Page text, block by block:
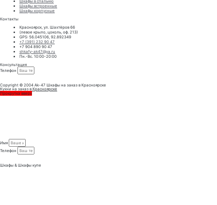
Шкафы встроенные
Шкафы корпусные
Контакты
Красноярск, ул. Шахтёров 66
(левое крыло, цоколь, оф. 213)
GPS: 56.045106, 92.892349
+7 (391) 232 90 47
+7 904 890 90 47
shkafy-ak47@ya.ru
Пн.-Вс. 10:00-20:00
Консультация
Телефон
Copyright © 2004 Ak-47 Шкафы на заказ в Красноярске
Кухни на заказ в Красноярске
Прокрутка вверх
Имя
Телефон
Шкафы & Шкафы купе